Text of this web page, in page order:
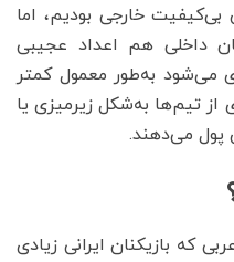
بی‌‌‌کیفیت خارجی بودیم، اما
داخلی هم اعداد عجیبی
می‌‌‌شود به‌‌‌طور معمول کمتر
از تیم‌‌‌ها به‌‌‌شکل زیرمیزی یا
پول می‌‌‌دهند.
که بازیکنان ایرانی زیادی